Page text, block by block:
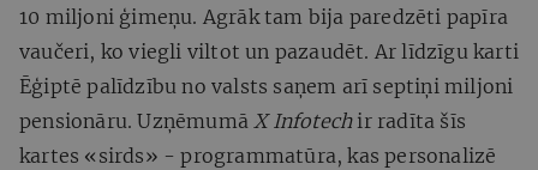
10 miljoni ģimeņu. Agrāk tam bija paredzēti papīra
vaučeri, ko viegli viltot un pazaudēt. Ar līdzīgu karti
Ēģiptē palīdzību no valsts saņem arī septiņi miljoni
pensionāru. Uzņēmumā X Infotech ir radīta šīs
kartes «sirds» - programmatūra, kas personalizē